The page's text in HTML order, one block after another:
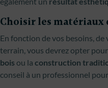
Choisir les matériaux
En fonction de vos besoins,
terrain, vous devrez opter
bois ou la construction
conseil à un professionnel